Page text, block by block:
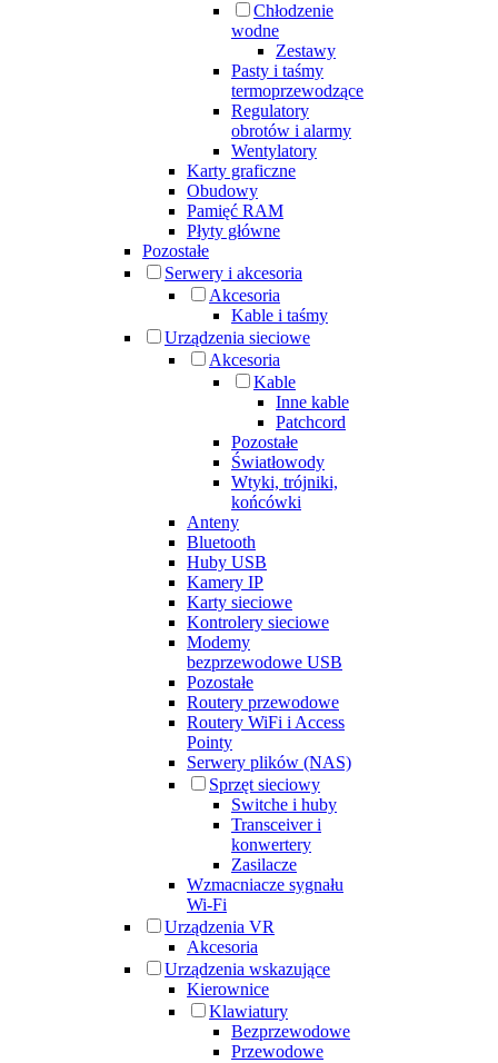
Chłodzenie
wodne
Zestawy
Pasty i taśmy
termoprzewodzące
Regulatory
obrotów i alarmy
Wentylatory
Karty graficzne
Obudowy
Pamięć RAM
Płyty główne
Pozostałe
Serwery i akcesoria
Akcesoria
Kable i taśmy
Urządzenia sieciowe
Akcesoria
Kable
Inne kable
Patchcord
Pozostałe
Światłowody
Wtyki, trójniki,
końcówki
Anteny
Bluetooth
Huby USB
Kamery IP
Karty sieciowe
Kontrolery sieciowe
Modemy
bezprzewodowe USB
Pozostałe
Routery przewodowe
Routery WiFi i Access
Pointy
Serwery plików (NAS)
Sprzęt sieciowy
Switche i huby
Transceiver i
konwertery
Zasilacze
Wzmacniacze sygnału
Wi-Fi
Urządzenia VR
Akcesoria
Urządzenia wskazujące
Kierownice
Klawiatury
Bezprzewodowe
Przewodowe